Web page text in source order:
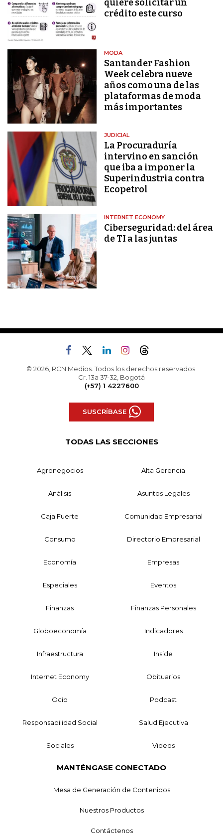
quiere solicitar un
crédito este curso
MODA
Santander Fashion
Week celebra nueve
años como una de las
plataformas de moda
más importantes
JUDICIAL
La Procuraduría
intervino en sanción
que iba a imponer la
Superindustria contra
Ecopetrol
INTERNET ECONOMY
Ciberseguridad: del área
de TI a las juntas
© 2026, RCN Medios. Todos los derechos reservados.
Cr. 13a 37-32, Bogotá
(+57) 1 4227600
SUSCRÍBASE
TODAS LAS SECCIONES
Agronegocios Alta Gerencia
Análisis Asuntos Legales
Caja Fuerte Comunidad Empresarial
Consumo Directorio Empresarial
Economía Empresas
Especiales Eventos
Finanzas Finanzas Personales
Globoeconomía Indicadores
Infraestructura Inside
Internet Economy Obituarios
Ocio Podcast
Responsabilidad Social Salud Ejecutiva
Sociales Videos
MANTÉNGASE CONECTADO
Mesa de Generación de Contenidos
Nuestros Productos
Contáctenos